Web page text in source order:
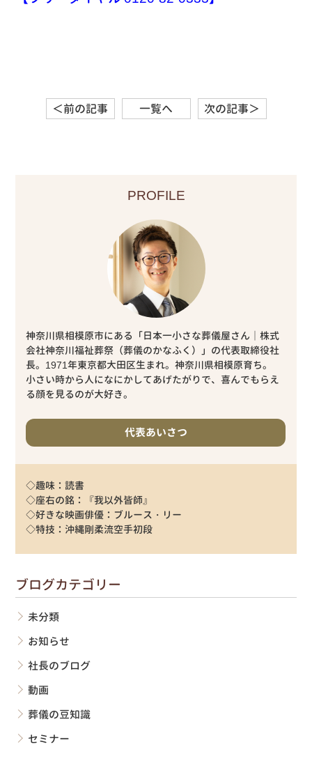
＜前の記事 一覧へ 次の記事＞
PROFILE
神奈川県相模原市にある「日本一小さな葬儀屋さん｜株式
会社神奈川福祉葬祭（葬儀のかなふく）」の代表取締役社
長。1971年東京都大田区生まれ。神奈川県相模原育ち。
小さい時から人になにかしてあげたがりで、喜んでもらえ
る顔を見るのが大好き。
代表あいさつ
◇趣味：読書
◇座右の銘：『我以外皆師』
◇好きな映画俳優：ブルース・リー
◇特技：沖縄剛柔流空手初段
ブログカテゴリー
未分類
お知らせ
社長のブログ
動画
葬儀の豆知識
セミナー